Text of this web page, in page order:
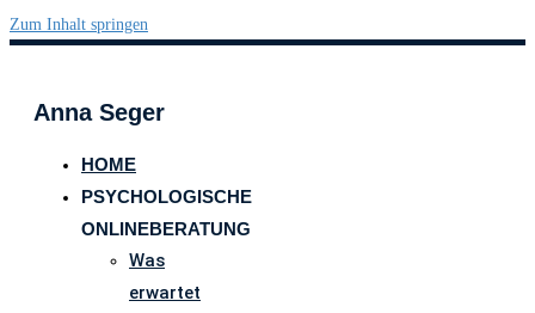
Zum Inhalt springen
Anna Seger
HOME
PSYCHOLOGISCHE
ONLINEBERATUNG
Was
erwartet